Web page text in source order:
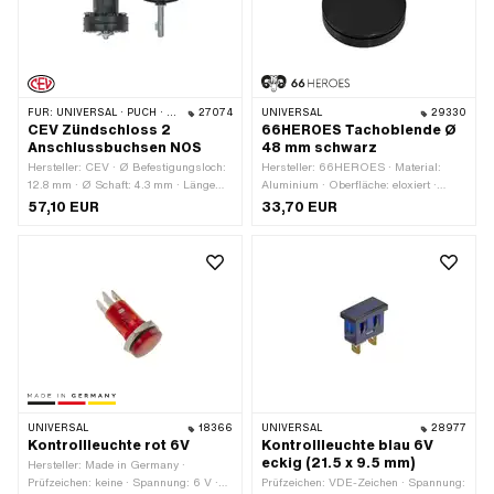
FÜR: UNIVERSAL · PUCH · SACHS · PONY / CILO (BETA 521 & 512) 27074
CEV Zündschloss 2
Anschlussbuchsen NOS
Hersteller: CEV · Ø Befestigungsloch:
12.8 mm · Ø Schaft: 4.3 mm · Länge
Schaft: 22 mm
57,10 EUR
UNIVERSAL 29330
66HEROES Tachoblende Ø
48 mm schwarz
Hersteller: 66HEROES · Material:
Aluminium · Oberfläche: eloxiert ·
Farbe: schwarz · Ø Befestigungsloch:
48 mm
33,70 EUR
UNIVERSAL 18366
Kontrollleuchte rot 6V
Hersteller: Made in Germany ·
Prüfzeichen: keine · Spannung: 6 V ·
UNIVERSAL 28977
Kontrollleuchte blau 6V
eckig (21.5 x 9.5 mm)
Prüfzeichen: VDE-Zeichen · Spannung: